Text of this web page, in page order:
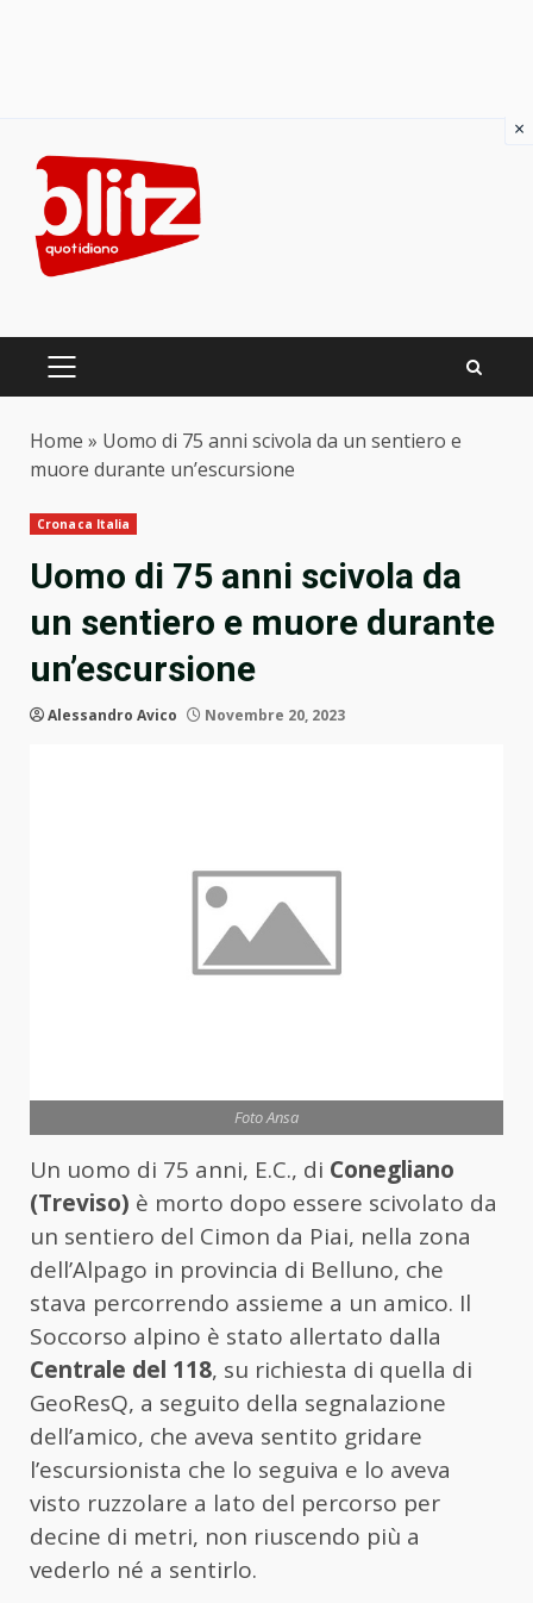
content
PRIMARY
Home » Uomo di 75 anni scivola da un sentiero e
muore durante un’escursione
Cronaca Italia
Uomo di 75 anni scivola da
un sentiero e muore durante
un’escursione
Alessandro Avico Novembre 20, 2023
Foto Ansa
Un uomo di 75 anni, E.C., di Conegliano
(Treviso) è morto dopo essere scivolato da
un sentiero del Cimon da Piai, nella zona
dell’Alpago in provincia di Belluno, che
stava percorrendo assieme a un amico. Il
Soccorso alpino è stato allertato dalla
Centrale del 118, su richiesta di quella di
GeoResQ, a seguito della segnalazione
dell’amico, che aveva sentito gridare
l’escursionista che lo seguiva e lo aveva
visto ruzzolare a lato del percorso per
decine di metri, non riuscendo più a
vederlo né a sentirlo.
×